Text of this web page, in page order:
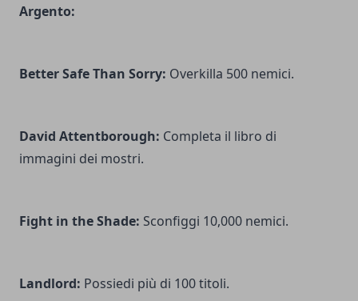
Argento:
Better Safe Than Sorry: Overkilla 500 nemici.
David Attentborough: Completa il libro di
immagini dei mostri.
Fight in the Shade: Sconfiggi 10,000 nemici.
Landlord: Possiedi più di 100 titoli.